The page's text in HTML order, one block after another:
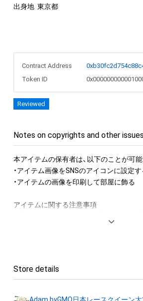
出身地	東京都
Contract Address
Token ID
Reviewed
Notes on copyrights and other issues
本アイテムの保有者は、以下のことが可能
・アイテム画像をSNSのアイコンに設定す
・アイテムの画像を印刷して部屋に飾る
アイテムに関する注意事項
権(著作権、特許権、実用新案権、商標権
作権を有する方、著作隣接権の権利者ま
を保有していたとしても、本アイテムに
Store details